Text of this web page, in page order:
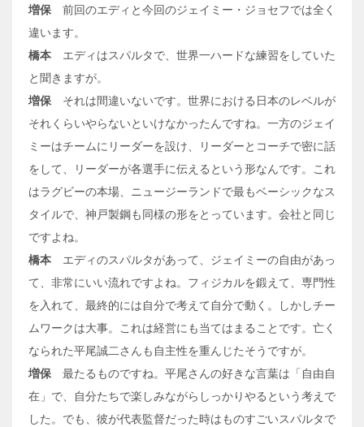
増保 前回のエディと今回のジェイミー・ジョセフでは全く
違います。
橋本 エディはスパルタで、世界一ハードな練習をしていた
と聞きますが。
増保 それは間違いないです。世界における日本のレベルが
それくらいやらないといけなかったんですね。一方のジェイ
ミーはチームにリーダーを設け、リーダーとコーチで密に話
をして、リーダーが各選手に伝えるという形なんです。これ
はラグビーの本場、ニュージーランドで最もベーシックなス
タイルで、神戸製鋼も同様の形をとっています。会社と同じ
ですよね。
橋本 エディのスパルタがあって、ジェイミーの自由があっ
て、非常にいい流れですよね。フィジカルを鍛えて、専門性
を入れて、最終的には自分で考えて自分で動く。しかしチー
ムワークは大事。これは経営にも当てはまることです。亡く
なられた平尾誠二さんも自主性を重んじたそうですが。
増保 最たるものですね。平尾さんの好きな言葉は「自由自
在」で、自分たちで楽しみながらしっかりやるという考えで
した。でも、彼が代表監督だった時はものすごいスパルタで